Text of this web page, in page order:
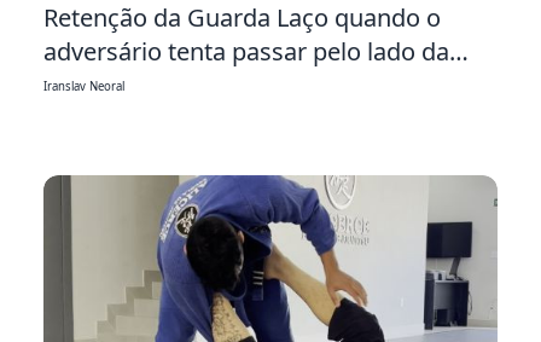
Retenção da Guarda Laço quando o
adversário tenta passar pelo lado da
Laço
Iranslav Neoral